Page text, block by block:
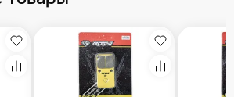
Избранное
Сравнение
Избранное
Сравнение